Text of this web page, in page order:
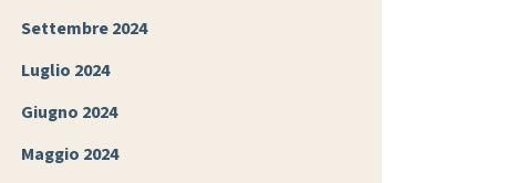
Settembre 2024
Luglio 2024
Giugno 2024
Maggio 2024